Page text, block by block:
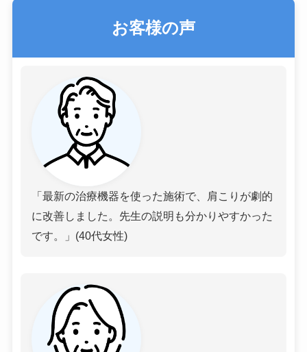
お客様の声
「最新の治療機器を使った施術で、肩こりが劇的
に改善しました。先生の説明も分かりやすかった
です。」(40代女性)